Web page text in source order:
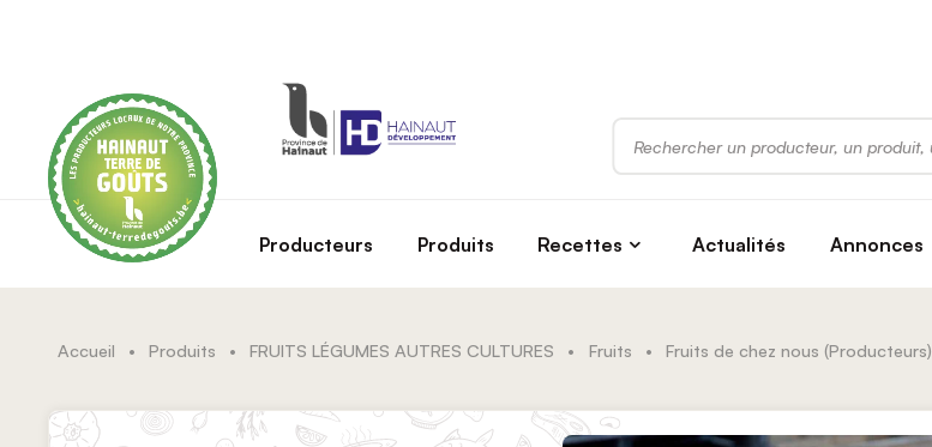
Rechercher
Producteurs Produits Recettes Actualités Annonces
Accueil • Produits • FRUITS LÉGUMES AUTRES CULTURES • Fruits • Fruits de chez nous (Producteurs)